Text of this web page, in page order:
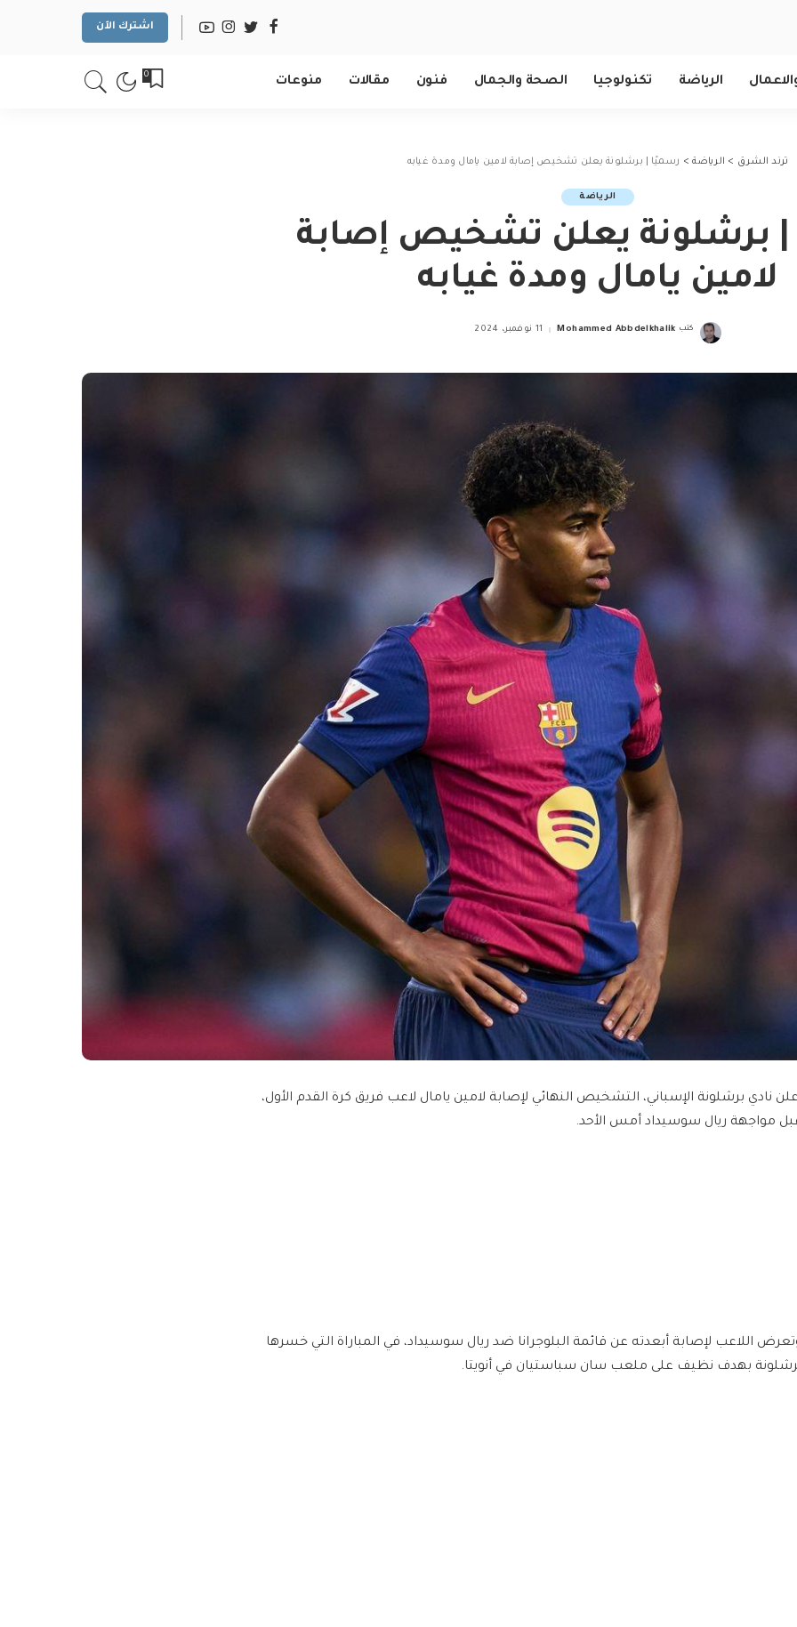
اشترك الآن
الرياضة تكنولوجيا الصحة والجمال فنون مقالات منوعات 0
ترند الشرق > الرياضة> رسميًا | برشلونة يعلن تشخيص إصابة لامين يامال ومدة غيابه
الرياضة
| برشلونة يعلن تشخيص إصابة
لامين يامال ومدة غيابه
Posted
كتب Mohammed Abbdelkhalik 11 نوفمبر، 2024
نادي برشلونة الإسباني، التشخيص النهائي لإصابة لامين يامال لاعب فريق كرة القدم الأول،
مواجهة ريال سوسيداد أمس الأحد.
اللاعب لإصابة أبعدته عن قائمة البلوجرانا ضد ريال سوسيداد، في المباراة التي خسرها
بهدف نظيف على ملعب سان سباستيان في أنويتا.